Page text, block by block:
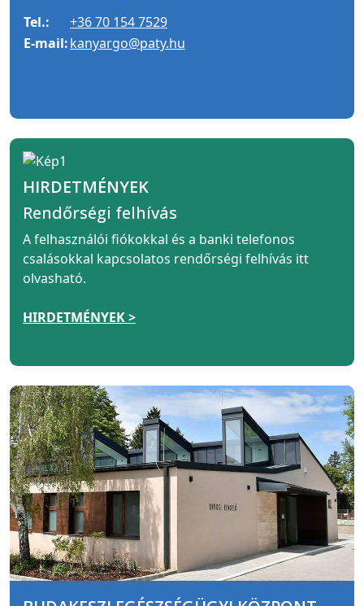
Tel.:
+36 70 154 7529
E-mail:kanyargo@paty.hu
HIRDETMÉNYEK
Rendőrségi felhívás
A felhasználói fiókokkal és a banki telefonos
csalásokkal kapcsolatos rendőrségi felhívás itt
olvasható.
HIRDETMÉNYEK >